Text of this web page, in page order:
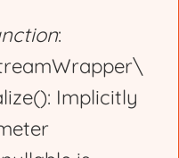
:
Implicitly